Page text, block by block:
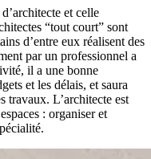
et celle
“tout court” sont
d’entre eux réalisent des
par un professionnel a
il a une bonne
et les délais, et saura
travaux. L’architecte est
: organiser et